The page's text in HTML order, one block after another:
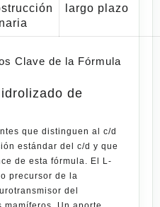
largo plazo
Clave de la Fórmula
de
que distinguen al c/d
estándar del c/d y que
de esta fórmula. El L-
precursor de la
del